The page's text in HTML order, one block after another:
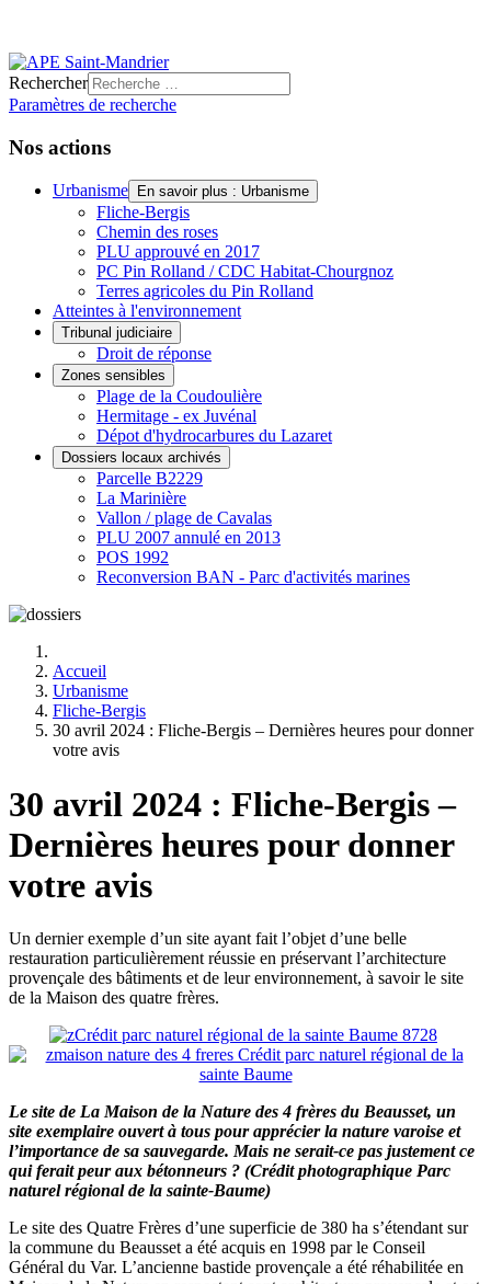
Rechercher
Paramètres de recherche
Nos actions
Urbanisme En savoir plus : Urbanisme
Fliche-Bergis
Chemin des roses
PLU approuvé en 2017
PC Pin Rolland / CDC Habitat-Chourgnoz
Terres agricoles du Pin Rolland
Atteintes à l'environnement
Tribunal judiciaire
Droit de réponse
Zones sensibles
Plage de la Coudoulière
Hermitage - ex Juvénal
Dépot d'hydrocarbures du Lazaret
Dossiers locaux archivés
Parcelle B2229
La Marinière
Vallon / plage de Cavalas
PLU 2007 annulé en 2013
POS 1992
Reconversion BAN - Parc d'activités marines
Accueil
Urbanisme
Fliche-Bergis
30 avril 2024 : Fliche-Bergis – Dernières heures pour donner
votre avis
30 avril 2024 : Fliche-Bergis –
Dernières heures pour donner
votre avis
Un dernier exemple d’un site ayant fait l’objet d’une belle
restauration particulièrement réussie en préservant l’architecture
provençale des bâtiments et de leur environnement, à savoir le site
de la Maison des quatre frères.
Le site de La Maison de la Nature des 4 frères du Beausset, un
site exemplaire ouvert à tous pour apprécier la nature varoise et
l’importance de sa sauvegarde. Mais ne serait-ce pas justement ce
qui ferait peur aux bétonneurs ? (Crédit photographique Parc
naturel régional de la sainte-Baume)
Le site des Quatre Frères d’une superficie de 380 ha s’étendant sur
la commune du Beausset a été acquis en 1998 par le Conseil
Général du Var. L’ancienne bastide provençale a été réhabilitée en